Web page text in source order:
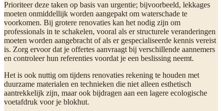
Prioriteer deze taken op basis van urgentie; bijvoorbeeld, lekkages
moeten onmiddellijk worden aangepakt om waterschade te
voorkomen. Bij grotere renovaties kan het nodig zijn om
professionals in te schakelen, vooral als er structurele veranderingen
moeten worden aangebracht of als er gespecialiseerde kennis vereist
is. Zorg ervoor dat je offertes aanvraagt bij verschillende aannemers
en controleer hun referenties voordat je een beslissing neemt.
Het is ook nuttig om tijdens renovaties rekening te houden met
duurzame materialen en technieken die niet alleen esthetisch
aantrekkelijk zijn, maar ook bijdragen aan een lagere ecologische
voetafdruk voor je blokhut.